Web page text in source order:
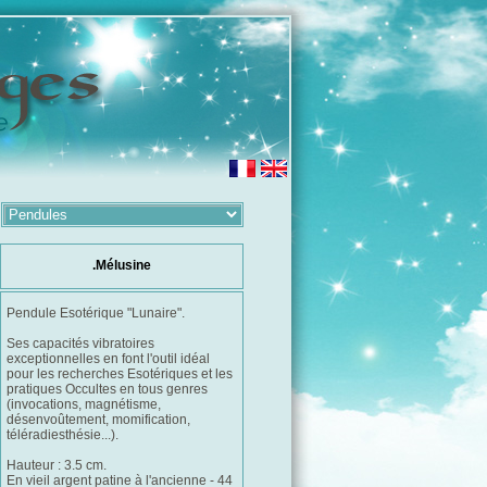
.Mélusine
Pendule Esotérique "Lunaire".
Ses capacités vibratoires
exceptionnelles en font l'outil idéal
pour les recherches Esotériques et les
pratiques Occultes en tous genres
(invocations, magnétisme,
désenvoûtement, momification,
téléradiesthésie...).
Hauteur : 3.5 cm.
En vieil argent patine à l'ancienne - 44